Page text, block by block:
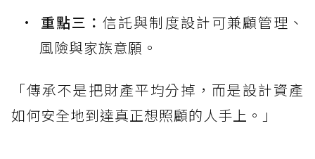
重點三：信託與制度設計可兼顧管理、
風險與家族意願。
「傳承不是把財產平均分掉，而是設計資產
如何安全地到達真正想照顧的人手上。」